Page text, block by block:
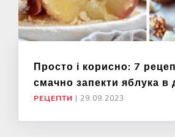
Просто і корисно: 7
смачно запекти яблука в
РЕЦЕПТИ | 29.09.2023